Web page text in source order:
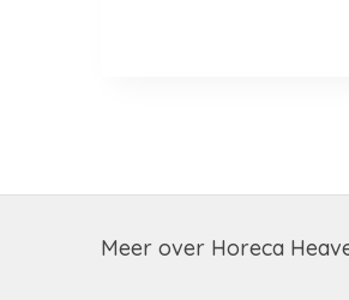
Meer over Horeca